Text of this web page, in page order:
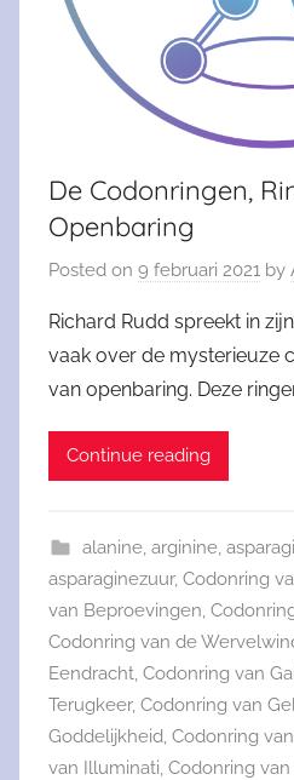
De Codonringen,
Openbaring
Posted on 9 februari 2021 by
Richard Rudd spreekt in
vaak over de mysterieuze
van openbaring. Deze
Continue reading
alanine, arginine,
asparaginezuur, Codonring
van Beproevingen,
Codonring van de
Eendracht, Codonring van
Terugkeer, Codonring van
Goddelijkheid, Codonring
van Illuminati, Codonring